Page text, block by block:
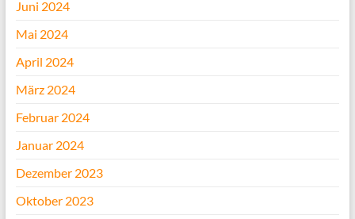
Juni 2024
Mai 2024
April 2024
März 2024
Februar 2024
Januar 2024
Dezember 2023
Oktober 2023